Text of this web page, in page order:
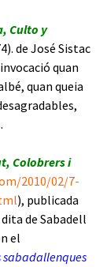
Culto y
. de José Sistac
quan
quan queia
Colobrers i
2010/02/7-
), publicada
de Sabadell
el
sabadallenques